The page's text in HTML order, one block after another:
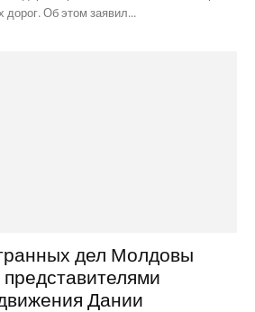
дорог. Об этом заявил...
дел Молдовы
Дании